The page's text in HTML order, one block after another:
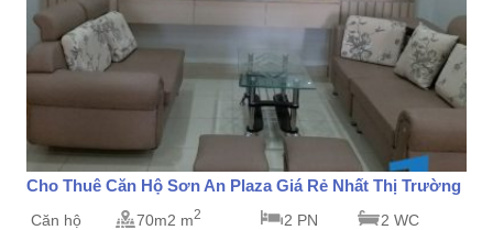
Cho Thuê Căn Hộ Sơn An Plaza Giá Rẻ Nhất Thị Trường
Căn hộ 70m2 m2 2 PN 2 WC